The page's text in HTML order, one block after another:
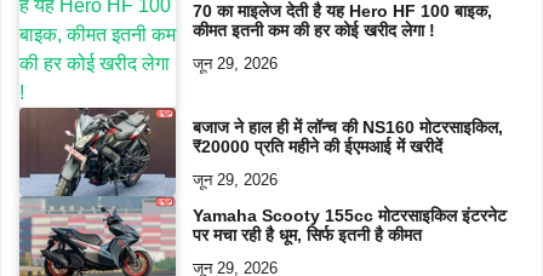
70 का माइलेज देती है यह Hero HF 100 बाइक,
कीमत इतनी कम की हर कोई खरीद लेगा !
जून 29, 2026
बजाज ने हाल ही में लॉन्च की NS160 मोटरसाइकिल,
₹20000 प्रति महीने की ईएमआई में खरीदें
जून 29, 2026
Yamaha Scooty 155cc मोटरसाइकिल इंटरनेट
पर मचा रही है धूम, सिर्फ इतनी है कीमत
जून 29, 2026